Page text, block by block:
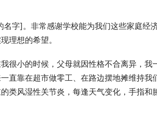
字]。非常感谢学校能为我们这些家庭经
理想的希望。
很小的时候，父母就因性格不合离异，
直靠在超市做零工、在路边摆地摊维持
类风湿性关节炎，每逢天气变化，手指